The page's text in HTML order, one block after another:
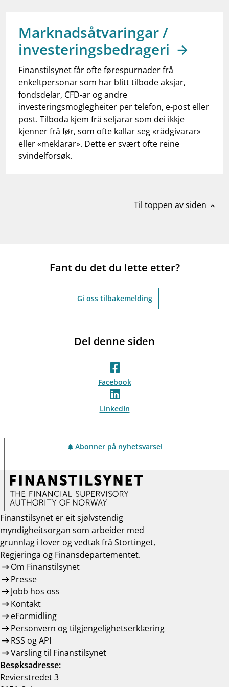
dashboardInformasjon for investorer
notifications_noneAbonner på nyhetsvarsel
Marknadsåtvaringar /
investeringsbedrageri
Finanstilsynet får ofte førespurnader frå
enkeltpersonar som har blitt tilbode aksjar,
fondsdelar, CFD-ar og andre
investeringsmoglegheiter per telefon, e-post eller
post. Tilboda kjem frå seljarar som dei ikkje
kjenner frå før, som ofte kallar seg «rådgivarar»
eller «meklarar». Dette er svært ofte reine
svindelforsøk.
Til toppen av siden expand_less
Fant du det du lette etter?
Gi oss tilbakemelding
Del denne siden
Facebook
LinkedIn
Abonner på nyhetsvarsel
Finanstilsynet er eit sjølvstendig
myndigheitsorgan som arbeider med
grunnlag i lover og vedtak frå Stortinget,
Regjeringa og Finansdepartementet.
Om Finanstilsynet
Presse
Jobb hos oss
Kontakt
eFormidling
Personvern og tilgjengelighetserklæring
RSS og API
Varsling til Finanstilsynet
Besøksadresse:
Revierstredet 3